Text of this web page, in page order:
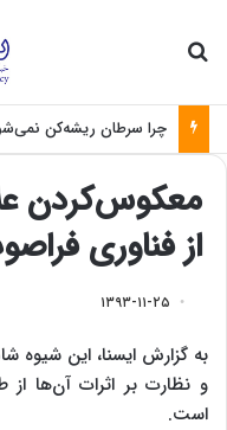
چرا سرطان ریشه‌کن
معکوس‌کردن
از فناوری
۱۳۹۳-۱۱-۲۵
به گزارش ایسنا، این شیوه
و نظارت بر اثرات آن‌ها از
است.